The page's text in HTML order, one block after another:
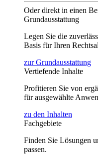
Oder direkt in einen
Grundausstattung
Legen Sie die
Basis für Ihren
zur Grundausstattung
Vertiefende Inhalte
Profitieren Sie von
für ausgewählte
zu den Inhalten
Fachgebiete
Finden Sie Lösungen
passen.